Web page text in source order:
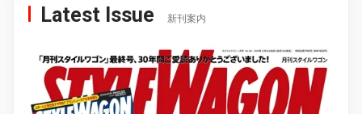
Latest Issue 新刊案内